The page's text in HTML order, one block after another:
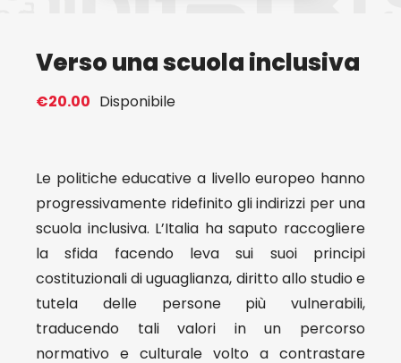
Verso una scuola inclusiva
€20.00 Disponibile
Le politiche educative a livello europeo hanno
progressivamente ridefinito gli indirizzi per una
scuola inclusiva. L’Italia ha saputo raccogliere
la sfida facendo leva sui suoi principi
costituzionali di uguaglianza, diritto allo studio e
tutela delle persone più vulnerabili,
traducendo tali valori in un percorso
normativo e culturale volto a contrastare